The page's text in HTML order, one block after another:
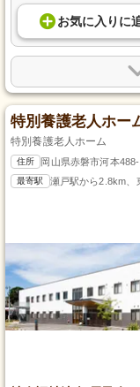
お気に入り に
特別養護老人ホー
特別養護老人ホーム
住所 岡山県赤磐市河本488-
最寄駅 瀬戸駅から2.8km、